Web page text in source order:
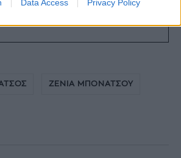
Data Access Privacy Policy
ΖΕΝΙΑ ΜΠΟΝΑΤΣΟΥ